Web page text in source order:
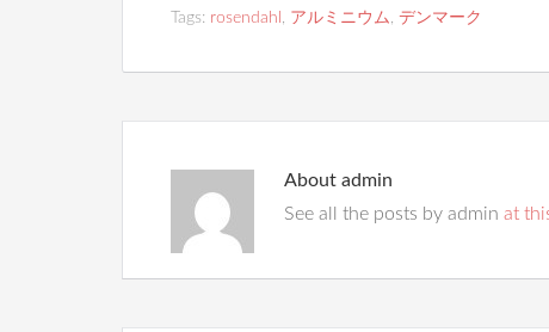
Tags: rosendahl , アルミニウム, デンマーク
About admin
See all the posts by admin at